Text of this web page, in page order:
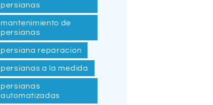
persianas
mantenimiento de
persianas
persiana reparacion
persianas a la medida
persianas
automatizadas